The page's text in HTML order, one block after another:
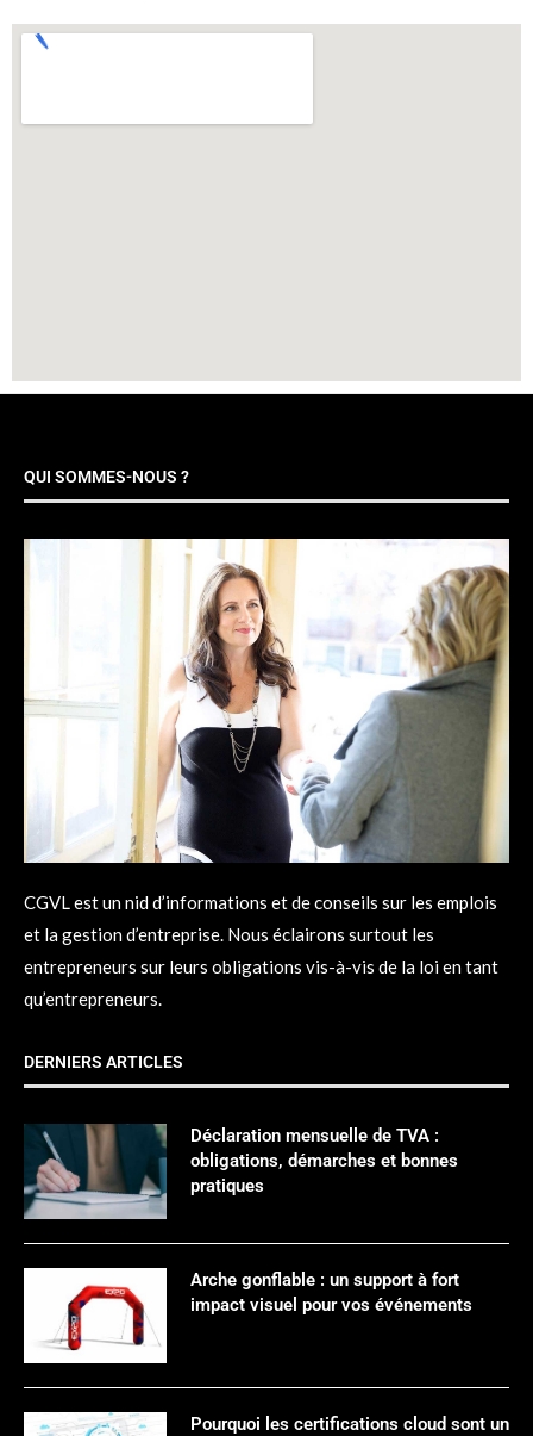
QUI SOMMES-NOUS ?
CGVL est un nid d’informations et de conseils sur les emplois
et la gestion d’entreprise. Nous éclairons surtout les
entrepreneurs sur leurs obligations vis-à-vis de la loi en tant
qu’entrepreneurs.
DERNIERS ARTICLES
Déclaration mensuelle de TVA :
obligations, démarches et bonnes
pratiques
Arche gonflable : un support à fort
impact visuel pour vos événements
Pourquoi les certifications cloud sont un